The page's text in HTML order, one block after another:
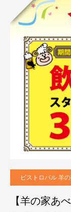
ビストロバル 羊
【羊の家あ